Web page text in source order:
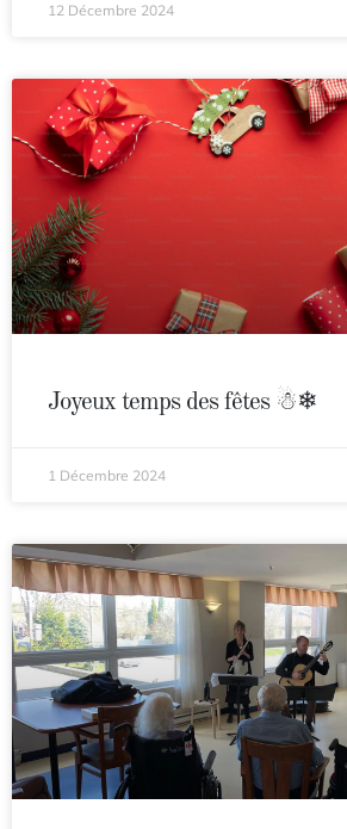
12 Décembre 2024
Joyeux temps des fêtes ☃❄
1 Décembre 2024